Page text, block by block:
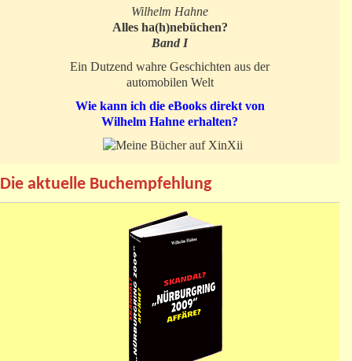
Wilhelm Hahne
Alles ha(h)nebüchen?
Band I
Ein Dutzend wahre Geschichten aus der
automobilen Welt
Wie kann ich die eBooks direkt von
Wilhelm Hahne erhalten?
Die aktuelle Buchempfehlung